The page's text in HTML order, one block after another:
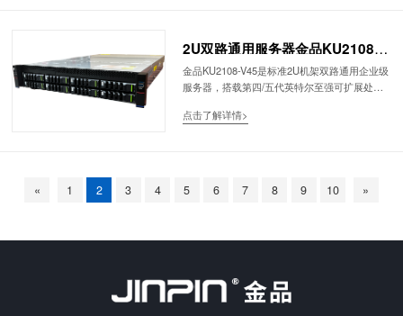
量、低成本国产化存储专用算力硬件。
2U双路通用服务器金品KU2108-
V45｜四代/五代至强C741｜虚拟
化/数据库/大数据/边缘集群全能算
力
金品KU2108-V45是标准2U机架双路通用企业级
服务器，搭载第四/五代英特尔至强可扩展处理
线，最大2TB大容量内存，搭配多层混合存储架
数据库、中小型大数据、视频解码、轻量AI推
点击了解详情>
« 1 2 3 4 5 6 7 8 9 10 »